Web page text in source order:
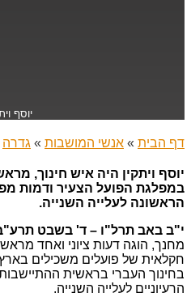
יוסף
דף הבית » אנשי המושבות » גדרה
יוסף ויתקין היה איש חינוך,
במפלגת הפועל הצעיר ודמות
הראשונה לעלייה השנייה.
י"ב באב תרל"ו – ד' בשבט תרע"ב
מחנך, הוגה דעות ציוני ואחד
חקלאית של פועלים משכילים
בחינוך העברי בראשית
הרעיוניים לעלייה השנייה.